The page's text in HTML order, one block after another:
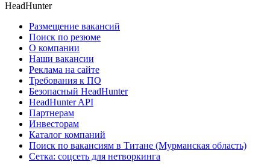
HeadHunter
Размещение вакансий
Поиск по резюме
О компании
Наши вакансии
Реклама на сайте
Требования к ПО
Безопасный HeadHunter
HeadHunter API
Партнерам
Инвесторам
Каталог компаний
Поиск по вакансиям в Титане (Мурманская область)
Сетка: соцсеть для нетворкинга